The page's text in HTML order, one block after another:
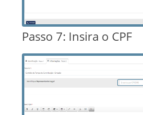
Passo 7: Insira o CPF